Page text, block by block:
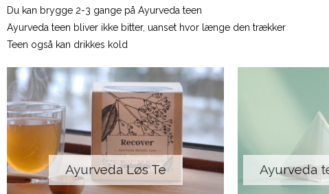
Du kan brygge 2-3 gange på Ayurveda teen
Ayurveda teen bliver ikke bitter, uanset hvor længe den trækker
Teen også kan drikkes kold
Ayurveda Løs Te Ayurveda